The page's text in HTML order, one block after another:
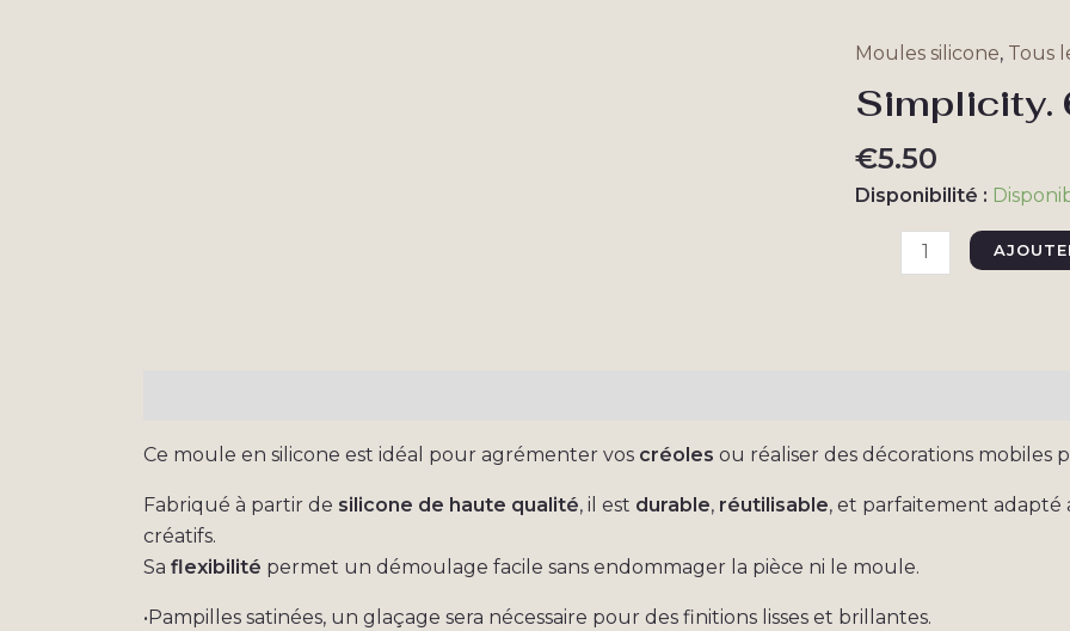
Moules silicone, Tous
Simplicity.
€5.50
Disponibilité :
quantité
Ce moule en silicone est idéal pour agrémenter vos créoles ou réaliser des décorations mobiles
Fabriqué à partir de silicone de haute qualité, il est durable, réutilisable, et parfaitement adapté
créatifs.
Sa flexibilité permet un démoulage facile sans endommager la pièce ni le moule.
•Pampilles satinées, un glaçage sera nécessaire pour des finitions lisses et brillantes.